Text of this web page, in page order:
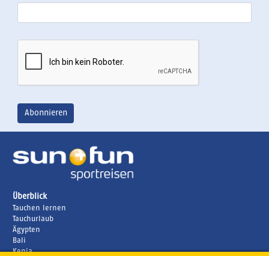
Überblick
Tauchen lernen
Tauchurlaub
Ägypten
Bali
Kenia